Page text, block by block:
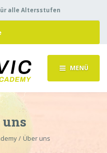
alle Altersstufen
MENÜ
Über uns